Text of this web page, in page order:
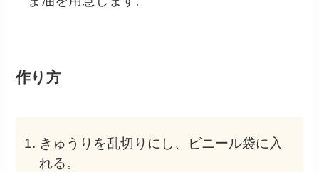
作り方
きゅうりを乱切りにし、ビニール袋に入
れる。